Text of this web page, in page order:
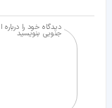
دیدگاه خود را
جنوبی بنویسید